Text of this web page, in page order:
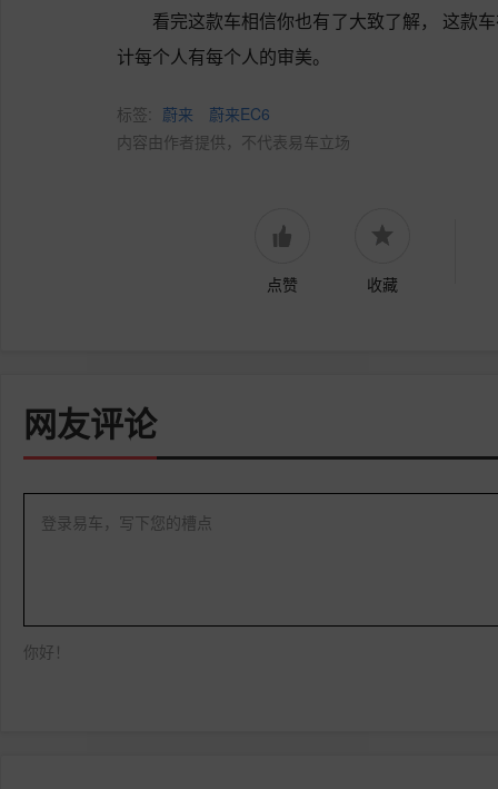
看完这款车相信你也有了大致了解， 这款
计每个人有每个人的审美。
标签: 蔚来
蔚来EC6
内容由作者提供，不代表易车立场
点赞 收藏
网友评论
登录易车，写下您的槽点
你好！